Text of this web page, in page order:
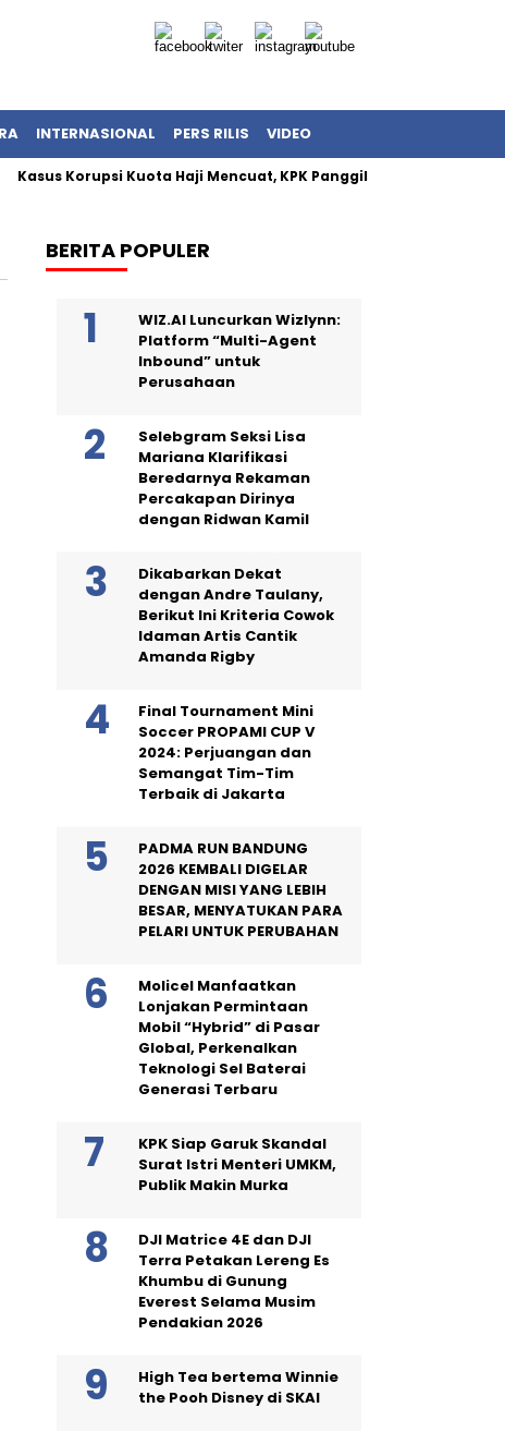
INTERNASIONAL PERS RILIS VIDEO
Korupsi Kuota Haji Mencuat, KPK Panggil Khalid Basalamah
BERITA POPULER
WIZ.AI Luncurkan Wizlynn:
Platform “Multi-Agent
Inbound” untuk
Perusahaan
Selebgram Seksi Lisa
Mariana Klarifikasi
Beredarnya Rekaman
Percakapan Dirinya
dengan Ridwan Kamil
Dikabarkan Dekat
dengan Andre Taulany,
Berikut Ini Kriteria Cowok
Idaman Artis Cantik
Amanda Rigby
Final Tournament Mini
Soccer PROPAMI CUP V
2024: Perjuangan dan
Semangat Tim-Tim
Terbaik di Jakarta
PADMA RUN BANDUNG
2026 KEMBALI DIGELAR
DENGAN MISI YANG LEBIH
BESAR, MENYATUKAN PARA
PELARI UNTUK PERUBAHAN
Molicel Manfaatkan
Lonjakan Permintaan
Mobil “Hybrid” di Pasar
Global, Perkenalkan
Teknologi Sel Baterai
Generasi Terbaru
KPK Siap Garuk Skandal
Surat Istri Menteri UMKM,
Publik Makin Murka
DJI Matrice 4E dan DJI
Terra Petakan Lereng Es
Khumbu di Gunung
Everest Selama Musim
Pendakian 2026
High Tea bertema Winnie
the Pooh Disney di SKAI